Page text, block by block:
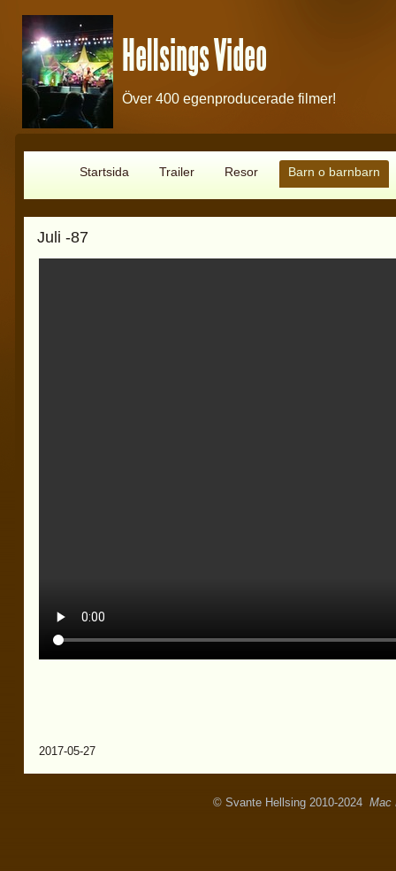
Hellsings Video
Över 400 egenproducerade filmer!
Startsida Trailer Resor Barn o barnbarn
Juli -87
2017-05-27
© Svante Hellsing 2010-2024 Mac